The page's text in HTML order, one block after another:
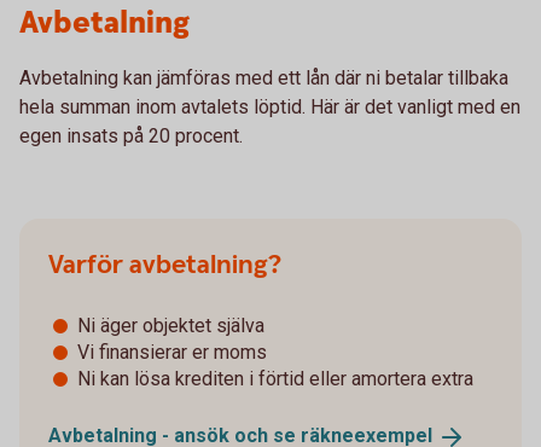
Avbetalning
Avbetalning kan jämföras med ett lån där ni betalar tillbaka
hela summan inom avtalets löptid. Här är det vanligt med en
egen insats på 20 procent.
Varför avbetalning?
Ni äger objektet själva
Vi finansierar er moms
Ni kan lösa krediten i förtid eller amortera extra
Avbetalning - ansök och se räkneexempel